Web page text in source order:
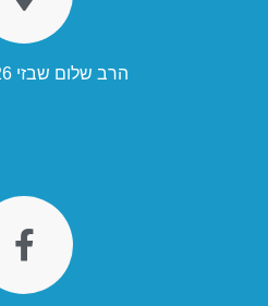
הרב שלום שבזי 26 ראש העין